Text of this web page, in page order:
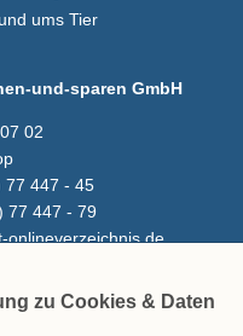
ums Tier
und-sparen GmbH
02
77 447 - 45
77 447 - 79
onlineverzeichnis.de
zu Cookies & Daten